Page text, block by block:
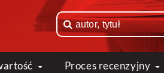
Proces recenzyjny